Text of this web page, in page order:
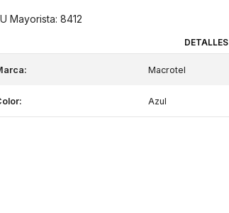
Mayorista: 8412
DETALLES
Macrotel
Azul